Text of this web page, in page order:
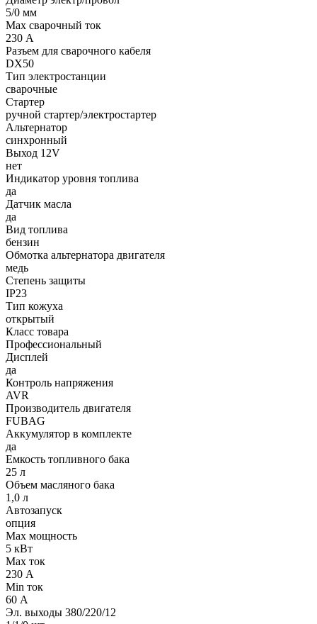
5/0 мм
Max сварочный ток
230 А
Разъем для сварочного кабеля
DX50
Тип электростанции
сварочные
Стартер
ручной стартер/электростартер
Альтернатор
синхронный
Выход 12V
нет
Индикатор уровня топлива
да
Датчик масла
да
Вид топлива
бензин
Обмотка альтернатора двигателя
медь
Степень защиты
IP23
Тип кожуха
открытый
Класс товара
Профессиональный
Дисплей
да
Контроль напряжения
AVR
Производитель двигателя
FUBAG
Аккумулятор в комплекте
да
Емкость топливного бака
25 л
Объем масляного бака
1,0 л
Автозапуск
опция
Max мощность
5 кВт
Max ток
230 А
Min ток
60 А
Эл. выходы 380/220/12